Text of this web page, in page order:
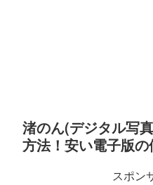
渚のん(デジタル写
方法！安い電子版の
スポン